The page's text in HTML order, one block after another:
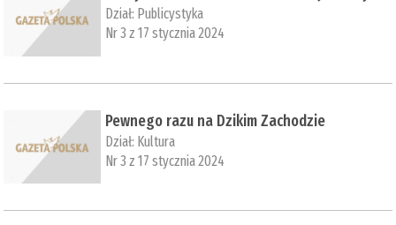
Dział: Publicystyka
Nr 3 z 17 stycznia 2024
Pewnego razu na Dzikim Zachodzie
Dział: Kultura
Nr 3 z 17 stycznia 2024